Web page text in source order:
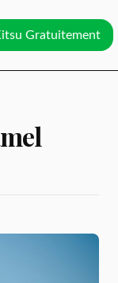
Gratuitement